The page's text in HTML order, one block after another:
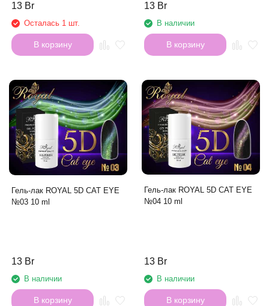
13 Br
Осталась 1 шт.
В корзину
13 Br
В наличии
В корзину
Гель-лак ROYAL 5D CAT EYE
№03 10 ml
13 Br
В наличии
В корзину
Гель-лак ROYAL 5D CAT EYE
№04 10 ml
13 Br
В наличии
В корзину